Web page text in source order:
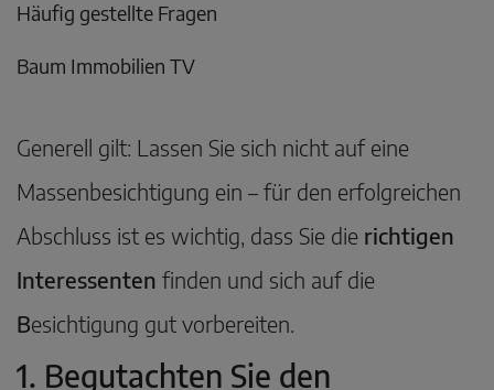
Häufig gestellte Fragen
Baum Immobilien TV
Generell gilt: Lassen Sie sich nicht auf eine
Massenbesichtigung ein – für den erfolgreichen
Abschluss ist es wichtig, dass Sie die richtigen
Interessenten finden und sich auf die
Besichtigung gut vorbereiten.
1. Begutachten Sie den